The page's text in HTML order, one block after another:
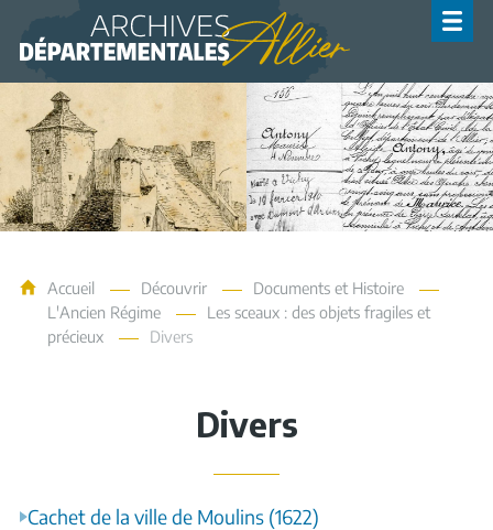
Archives de l'Allier
Accueil Découvrir
Documents et Histoire
L'Ancien Régime
Les sceaux : des objets fragiles et
précieux
Divers
Divers
Cachet de la ville de Moulins (1622)